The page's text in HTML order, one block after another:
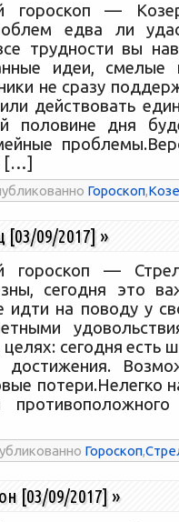
гороскоп —
едва ли
трудности вы
идеи, смелые
не сразу
действовать
половине дня
[…]
Гороскоп,
[03/09/2017] »
гороскоп —
сегодня это
идти на поводу у
сегодня есть
потери.Нелегко
Гороскоп,
[03/09/2017] »